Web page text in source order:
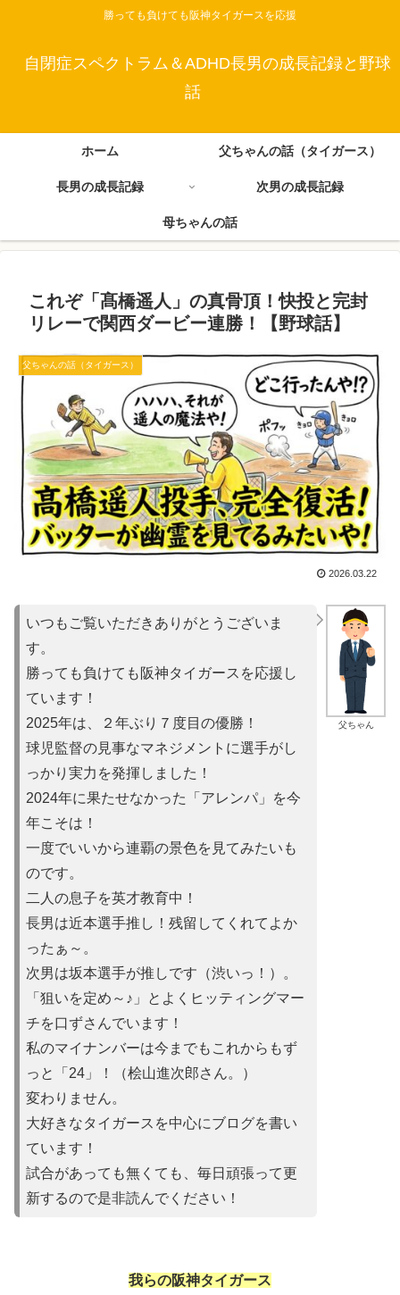
勝っても負けても阪神タイガースを応援
自閉症スペクトラム＆ADHD長男の成長記録と野球
話
ホーム 父ちゃんの話（タイガース）
長男の成長記録 次男の成長記録
母ちゃんの話
これぞ「髙橋遥人」の真骨頂！快投と完封
リレーで関西ダービー連勝！【野球話】
父ちゃんの話（タイガース）
2026.03.22
父ちゃん
いつもご覧いただきありがとうございま
す。
勝っても負けても阪神タイガースを応援し
ています！
2025年は、２年ぶり７度目の優勝！
球児監督の見事なマネジメントに選手がし
っかり実力を発揮しました！
2024年に果たせなかった「アレンパ」を今
年こそは！
一度でいいから連覇の景色を見てみたいも
のです。
二人の息子を英才教育中！
長男は近本選手推し！残留してくれてよか
ったぁ～。
次男は坂本選手が推しです（渋いっ！）。
「狙いを定め～♪」とよくヒッティングマー
チを口ずさんでいます！
私のマイナンバーは今までもこれからもず
っと「24」！（桧山進次郎さん。）
変わりません。
大好きなタイガースを中心にブログを書い
ています！
試合があっても無くても、毎日頑張って更
新するので是非読んでください！
我らの阪神タイガース